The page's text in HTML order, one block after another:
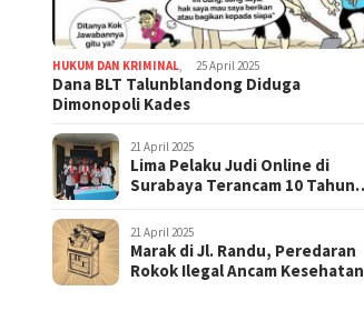
HUKUM DAN KRIMINAL 25 April 2025
Dana BLT Talunblandong Diduga
Dimonopoli Kades
21 April 2025
Lima Pelaku Judi Online di
Surabaya Terancam 10 Tahun
21 April 2025
Marak di Jl. Randu, Peredaran
Rokok Ilegal Ancam Kesehatan